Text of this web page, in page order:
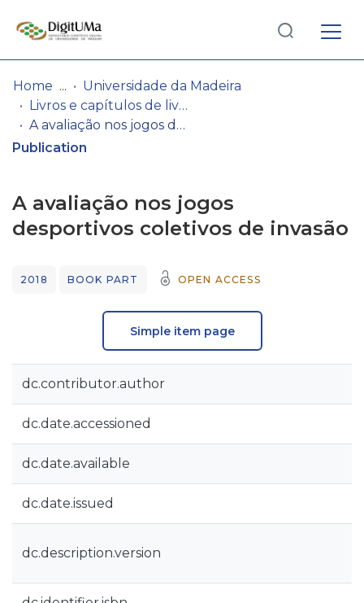
Communities
& Collections
Log
In(current)
Home
Universidade da Madeira
Livros e capítulos de livros
A avaliação nos jogos desportivos coletivos de invasão
Publication
A avaliação nos jogos
desportivos coletivos de invasão
2018 BOOK PART OPEN ACCESS
Simple item page
dc.contributor.author
dc.date.accessioned
dc.date.available
dc.date.issued
dc.description.version